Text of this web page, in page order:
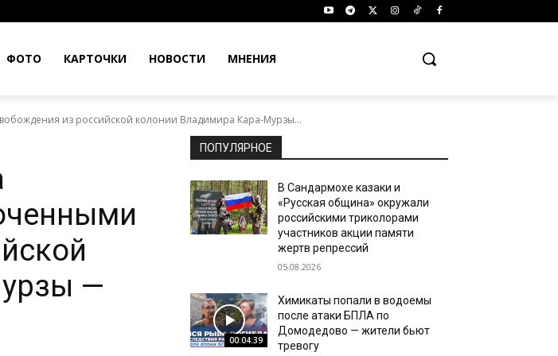
ФОТО КАРТОЧКИ НОВОСТИ МНЕНИЯ
из российской колонии Владимира Кара-Мурзы...
—
ПОПУЛЯРНОЕ
В Сандармохе казаки и
«Русская община» окружали
российскими триколорами
участников акции памяти
жертв репрессий
05.08.2026
00:04:39
Химикаты попали в водоемы
после атаки БПЛА по
Домодедово — жители бьют
тревогу